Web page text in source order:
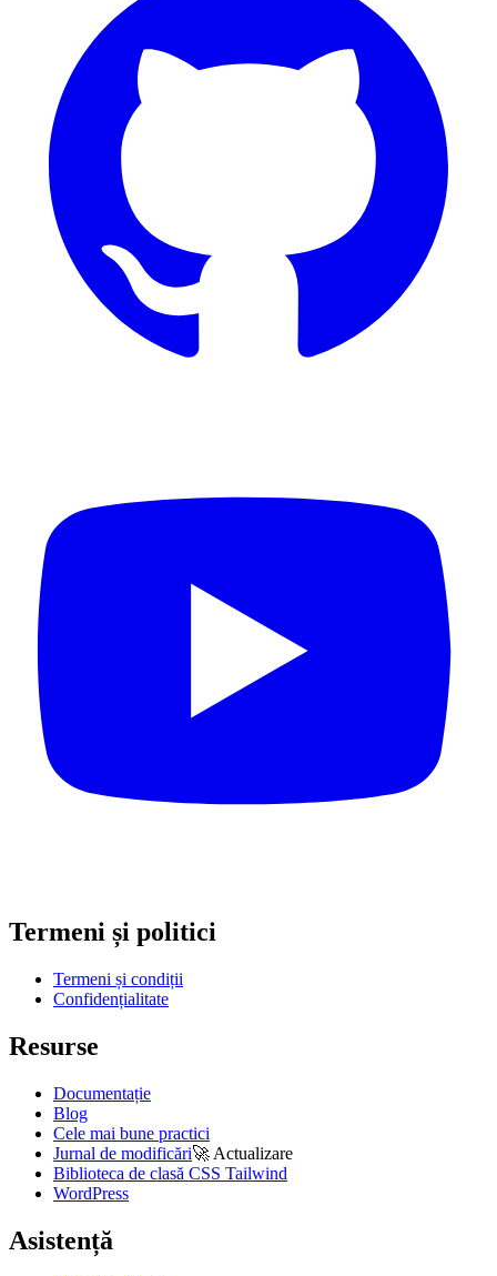
Termeni și politici
Termeni și condiții
Confidențialitate
Resurse
Documentație
Blog
Cele mai bune practici
Jurnal de modificări🚀 Actualizare
Biblioteca de clasă CSS Tailwind
WordPress
Asistență